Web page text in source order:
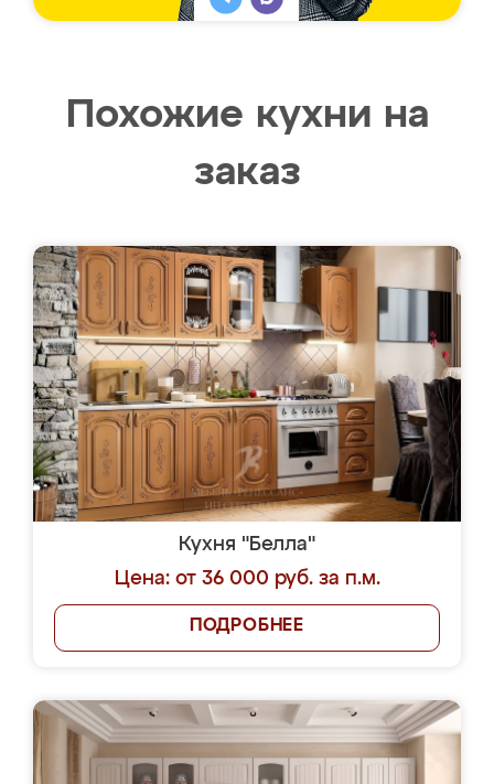
Похожие кухни на
заказ
Кухня "Белла"
Цена: от 36 000 руб. за п.м.
ПОДРОБНЕЕ